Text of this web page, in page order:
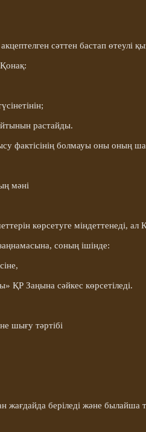
сәттен бастап өтеулі
Қонақ:
тінін;
йтынын растайды.
фактісінің болмауы оны оның
мәні
көрсетуге міндеттенеді, ал
, соның ішінде:
не,
ҚР Заңына сәйкес көрсетіледі.
шығу тәртібі
жағдайда беріледі және былайша